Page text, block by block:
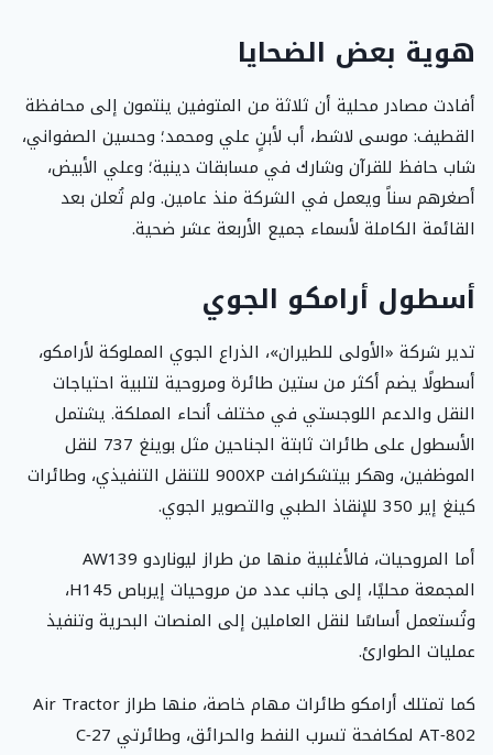
هوية بعض الضحايا
أفادت مصادر محلية أن ثلاثة من المتوفين ينتمون إلى محافظة
القطيف: موسى لاشط، أب لأبنٍ علي ومحمد؛ وحسين الصفواني،
شاب حافظ للقرآن وشارك في مسابقات دينية؛ وعلي الأبيض،
أصغرهم سناً ويعمل في الشركة منذ عامين. ولم تُعلن بعد
القائمة الكاملة لأسماء جميع الأربعة عشر ضحية.
أسطول أرامكو الجوي
تدير شركة «الأولى للطيران»، الذراع الجوي المملوكة لأرامكو،
أسطولًا يضم أكثر من ستين طائرة ومروحية لتلبية احتياجات
النقل والدعم اللوجستي في مختلف أنحاء المملكة. يشتمل
الأسطول على طائرات ثابتة الجناحين مثل بوينغ 737 لنقل
الموظفين، وهكر بيتشكرافت 900XP للتنقل التنفيذي، وطائرات
كينغ إير 350 للإنقاذ الطبي والتصوير الجوي.
أما المروحيات، فالأغلبية منها من طراز ليوناردو AW139
المجمعة محليًا، إلى جانب عدد من مروحيات إيرباص H145،
وتُستعمل أساسًا لنقل العاملين إلى المنصات البحرية وتنفيذ
عمليات الطوارئ.
كما تمتلك أرامكو طائرات مهام خاصة، منها طراز Air Tractor
AT‑802 لمكافحة تسرب النفط والحرائق، وطائرتي C‑27